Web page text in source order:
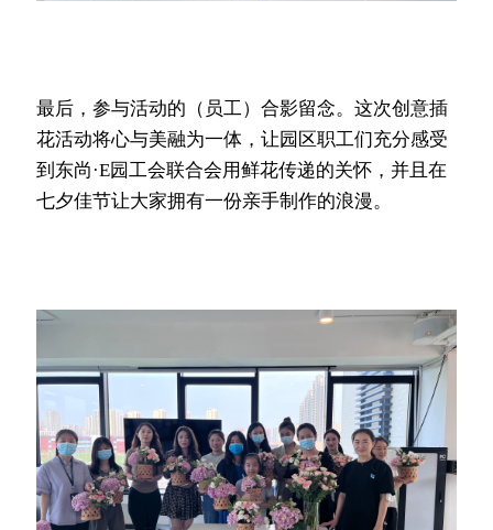
最后，参与活动的（员工）合影留念。这次创意插
花活动将心与美融为一体，让园区职工们充分感受
到东尚·E园工会联合会用鲜花传递的关怀，并且在
七夕佳节让大家拥有一份亲手制作的浪漫。